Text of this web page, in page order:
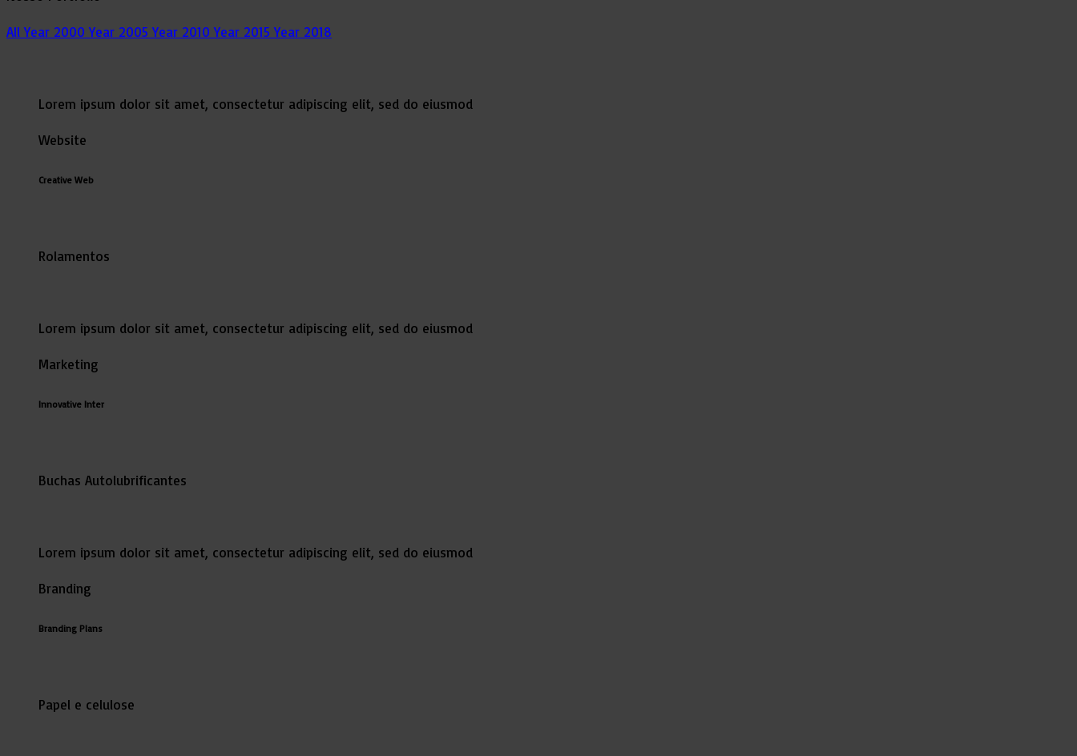
AllYear 2000Year 2005Year 2010Year 2015Year 2018
Lorem ipsum dolor sit amet, consectetur adipiscing elit, sed do eiusmod
Website
Creative Web
Rolamentos
Lorem ipsum dolor sit amet, consectetur adipiscing elit, sed do eiusmod
Marketing
Innovative Inter
Buchas Autolubrificantes
Lorem ipsum dolor sit amet, consectetur adipiscing elit, sed do eiusmod
Branding
Branding Plans
Papel e celulose